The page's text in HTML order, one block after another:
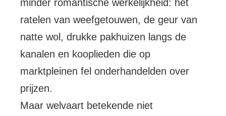
minder romantische werkelijkheid: het
ratelen van weefgetouwen, de geur van
natte wol, drukke pakhuizen langs de
kanalen en kooplieden die op
marktpleinen fel onderhandelden over
prijzen.
Maar welvaart betekende niet